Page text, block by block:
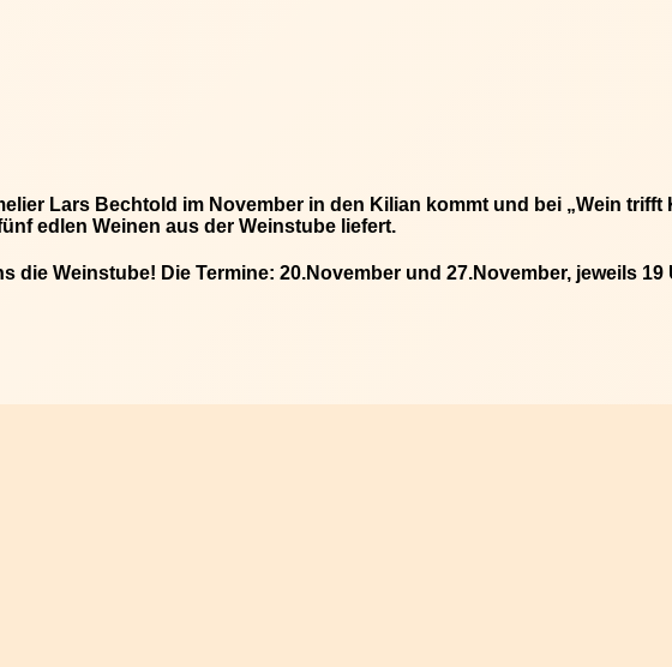
Lars Bechtold im November in den Kilian kommt und bei „Wein trifft
edlen Weinen aus der Weinstube liefert.
die Weinstube! Die Termine: 20.November und 27.November, jeweils 19